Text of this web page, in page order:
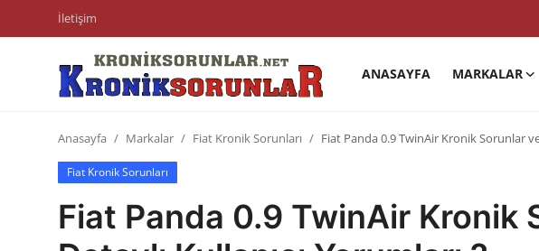
İletişim
ANASAYFA MARKALAR
Trafik & Cezalar
Anasayfa Markalar Fiat Kronik Sorunları Fiat Panda 0.9 TwinAir Kronik Sorunlar ve
Fiat Kronik Sorunları
Fiat Panda 0.9 TwinAir Kronik